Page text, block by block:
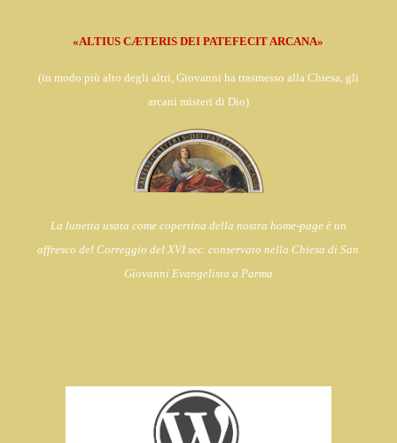
«ALTIUS CÆTERIS DEI PATEFECIT ARCANA»
(in modo più alto degli altri, Giovanni ha trasmesso alla Chiesa, gli
arcani misteri di Dio)
La lunetta usata come copertina della nostra home-page è un
affresco del Correggio del XVI sec. conservato nella Chiesa diSan
Giovanni Evangelista a Parma